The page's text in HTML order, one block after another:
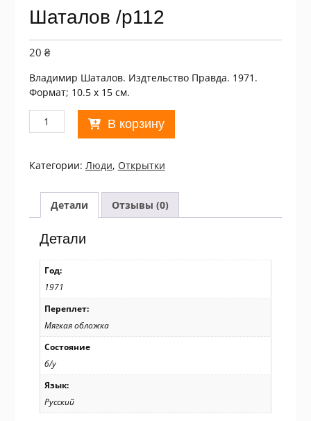
Шаталов /p112
20 ₴
Владимир Шаталов. Издтельство Правда. 1971.
Формат; 10.5 х 15 см.
Количество
товара
1971.
Владимир
Шаталов
/p112
В корзину
Категории: Люди, Открытки
Детали Отзывы (0)
Детали
Год:
1971
Переплет:
Мягкая обложка
Состояние
б/у
Язык:
Русский